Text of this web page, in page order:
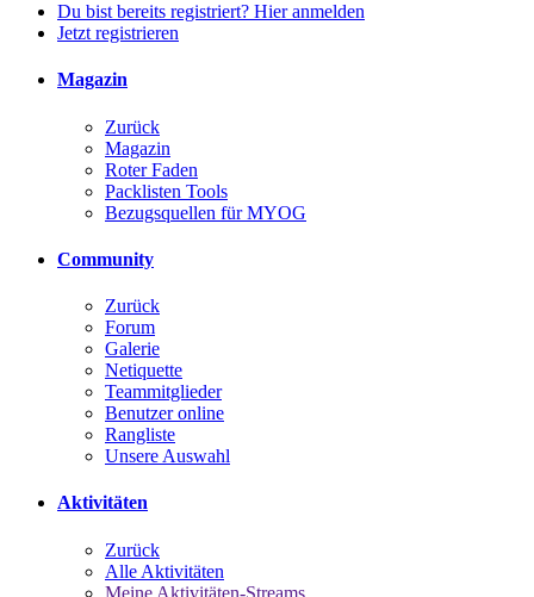
Du bist bereits registriert? Hier anmelden
Jetzt registrieren
Magazin
Zurück
Magazin
Roter Faden
Packlisten Tools
Bezugsquellen für MYOG
Community
Zurück
Forum
Galerie
Netiquette
Teammitglieder
Benutzer online
Rangliste
Unsere Auswahl
Aktivitäten
Zurück
Alle Aktivitäten
Meine Aktivitäten-Streams